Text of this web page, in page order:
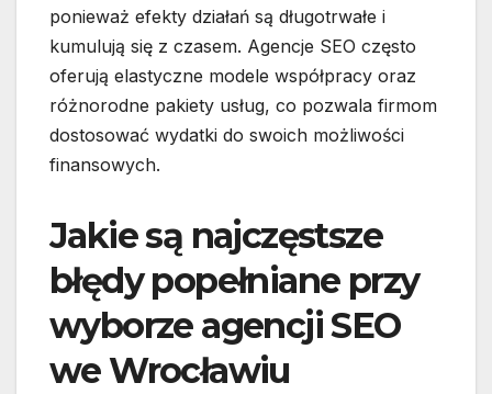
ponieważ efekty działań są długotrwałe i
kumulują się z czasem. Agencje SEO często
oferują elastyczne modele współpracy oraz
różnorodne pakiety usług, co pozwala firmom
dostosować wydatki do swoich możliwości
finansowych.
Jakie są najczęstsze
błędy popełniane przy
wyborze agencji SEO
we Wrocławiu